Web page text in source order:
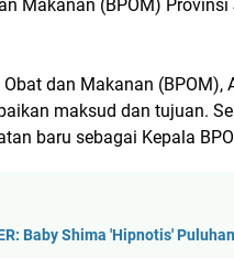
Makanan (BPOM)
dan Makanan (BPOM),
maksud dan tujuan.
baru sebagai Kepala
Baby Shima 'Hipnotis'